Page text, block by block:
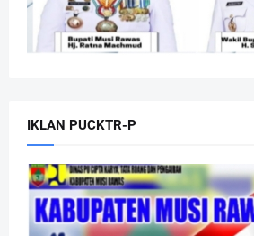
IKLAN PUCKTR-P